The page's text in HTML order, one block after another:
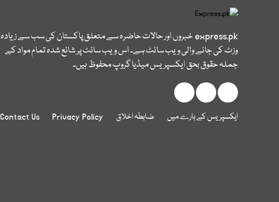
express.pkخبروں اور حالات حاضرہ سے متعلق پاکستان کی سب سے زیادہ
وزٹ کی جانے والی ویب سائٹ ہے۔ اس ویب سائٹ پر شائع شدہ تمام مواد کے
جملہ حقوق بحق ایکسپریس میڈیا گروپ محفوظ ہیں۔
ایکسپریس کے بارے میں ضابطہ اخلاق Privacy Policy
Contact Us